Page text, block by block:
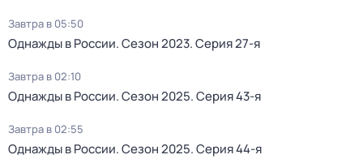
Завтра в 05:50
Однажды в России. Сезон 2023. Серия 27-я
Завтра в 02:10
Однажды в России. Сезон 2025. Серия 43-я
Завтра в 02:55
Однажды в России. Сезон 2025. Серия 44-я